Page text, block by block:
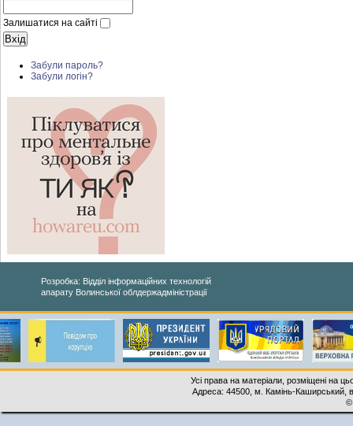
Залишатися на сайті
Забули пароль?
Забули логін?
Розробка: Відділ інформаційних технологій
апарату Волинської облдержадміністрації
Усі права на матеріали, розміщені на
Адреса: 44500, м. Камінь-Каширський,
©